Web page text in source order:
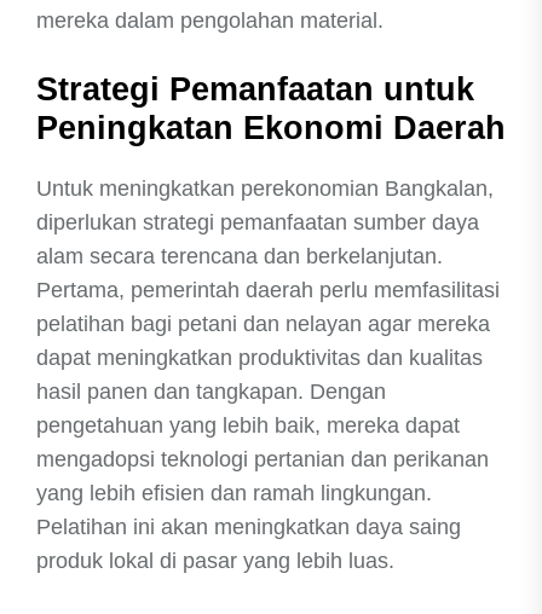
mereka dalam pengolahan material.
Strategi Pemanfaatan untuk
Peningkatan Ekonomi Daerah
Untuk meningkatkan perekonomian Bangkalan,
diperlukan strategi pemanfaatan sumber daya
alam secara terencana dan berkelanjutan.
Pertama, pemerintah daerah perlu memfasilitasi
pelatihan bagi petani dan nelayan agar mereka
dapat meningkatkan produktivitas dan kualitas
hasil panen dan tangkapan. Dengan
pengetahuan yang lebih baik, mereka dapat
mengadopsi teknologi pertanian dan perikanan
yang lebih efisien dan ramah lingkungan.
Pelatihan ini akan meningkatkan daya saing
produk lokal di pasar yang lebih luas.